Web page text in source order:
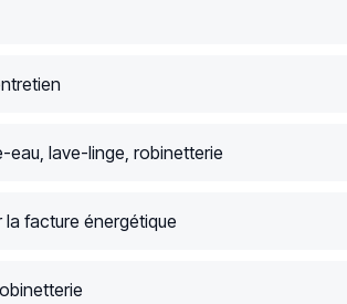
eau, lave-linge, robinetterie
la facture énergétique